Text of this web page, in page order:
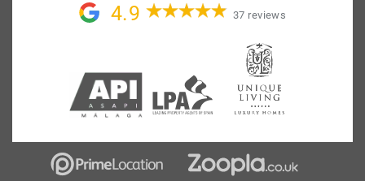
4.9 37 reviews